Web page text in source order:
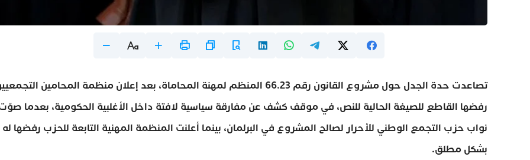
تصاعدت حدة الجدل حول مشروع القانون رقم 66.23 المنظم لمهنة المحاماة، بعد إعلان منظمة المحامين
رفضها القاطع للصيغة الحالية للنص، في موقف كشف عن مفارقة سياسية لافتة داخل الأغلبية الحكومية، بعدما
نواب حزب التجمع الوطني للأحرار لصالح المشروع في البرلمان، بينما أعلنت المنظمة المهنية التابعة للحزب رفضها له
بشكل مطلق.